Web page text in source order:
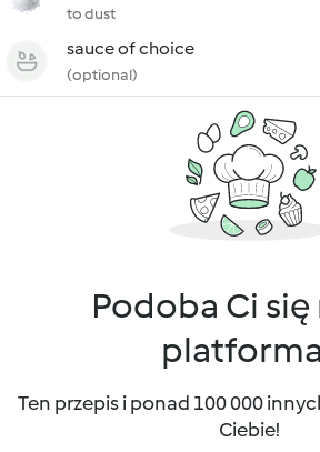
to dust
sauce of choice
(optional)
Podoba Ci się
Ten przepis i ponad 100 000
Ciebie!